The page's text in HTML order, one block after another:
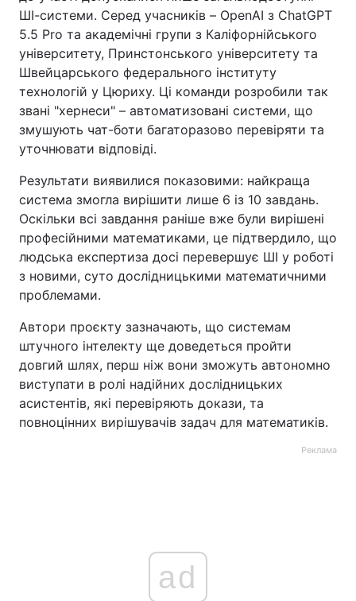
ШІ-системи. Серед учасників – OpenAI з ChatGPT
5.5 Pro та академічні групи з Каліфорнійського
університету, Принстонського університету та
Швейцарського федерального інституту
технологій у Цюриху. Ці команди розробили так
звані "хернеси" – автоматизовані системи, що
змушують чат-боти багаторазово перевіряти та
уточнювати відповіді.
Результати виявилися показовими: найкраща
система змогла вирішити лише 6 із 10 завдань.
Оскільки всі завдання раніше вже були вирішені
професійними математиками, це підтвердило, що
людська експертиза досі перевершує ШІ у роботі
з новими, суто дослідницькими математичними
проблемами.
Автори проєкту зазначають, що системам
штучного інтелекту ще доведеться пройти
довгий шлях, перш ніж вони зможуть автономно
виступати в ролі надійних дослідницьких
асистентів, які перевіряють докази, та
повноцінних вирішувачів задач для математиків.
Реклама
ad